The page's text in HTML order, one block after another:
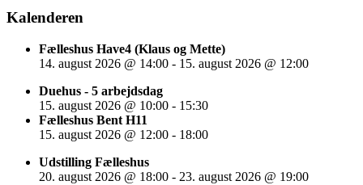
Kalenderen
Fælleshus Have4 (Klaus og Mette)
14. august 2026 @ 14:00 - 15. august 2026 @ 12:00
Duehus - 5 arbejdsdag
15. august 2026 @ 10:00 - 15:30
Fælleshus Bent H11
15. august 2026 @ 12:00 - 18:00
Udstilling Fælleshus
20. august 2026 @ 18:00 - 23. august 2026 @ 19:00